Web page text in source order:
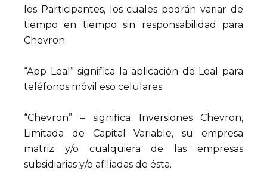
los Participantes, los cuales podrán variar de
tiempo en tiempo sin responsabilidad para
Chevron.
“App Leal” significa la aplicación de Leal para
teléfonos móvil eso celulares.
“Chevron” – significa Inversiones Chevron,
Limitada de Capital Variable, su empresa
matriz y/o cualquiera de las empresas
subsidiarias y/o afiliadas de ésta.